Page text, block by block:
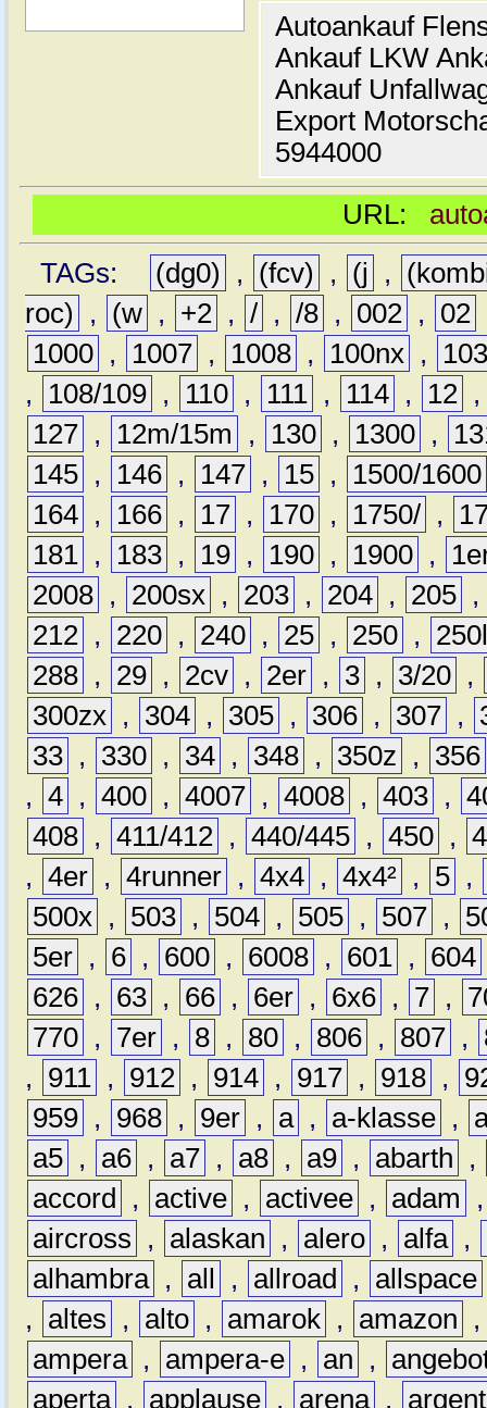
Autoankauf
Ankauf LKW
Ankauf
Export
5944000
URL:
TAGs:
(dg0) , (fcv) , (j ,
roc)
, (w , +2 , / , /8 , 002 , 02
1000 , 1007 , 1008 , 100nx ,
,
108/109 , 110 , 111 , 114 , 12
127 , 12m/15m , 130 , 1300 ,
145 , 146 , 147 , 15 ,
1500/1600
164 , 166 , 17 , 170 , 1750/ ,
181 , 183 , 19 , 190 , 1900 ,
2008 , 200sx , 203 , 204 , 205 ,
212 , 220 , 240 , 25 , 250 ,
288 , 29 , 2cv , 2er , 3 , 3/20 ,
300zx , 304 , 305 , 306 , 307 ,
33 , 330 , 34 , 348 , 350z ,
356
, 4 , 400 , 4007 , 4008 , 403 ,
408 , 411/412 , 440/445 , 450 ,
, 4er , 4runner , 4x4 , 4x4² , 5 ,
500x , 503 , 504 , 505 , 507 ,
5er , 6 , 600 , 6008 , 601 , 604
626 , 63 , 66 , 6er , 6x6 , 7 ,
770 , 7er , 8 , 80 , 806 , 807 ,
,
911 , 912 , 914 , 917 , 918 ,
959 , 968 , 9er , a , a-klasse ,
a5 , a6 , a7 , a8 , a9 , abarth
,
accord
, active , activee , adam
aircross
, alaskan , alero , alfa ,
alhambra , all , allroad , allspace
,
altes , alto , amarok , amazon
ampera , ampera-e , an ,
aperta , applause , arena ,